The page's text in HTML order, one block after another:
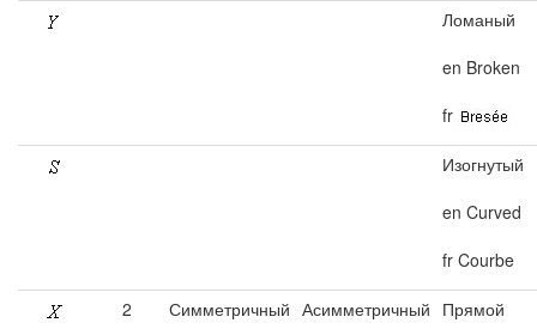
Ломаный
en Broken
fr
Изогнутый
en Curved
fr Courbe
2
Симметричный Асимметричный Прямой